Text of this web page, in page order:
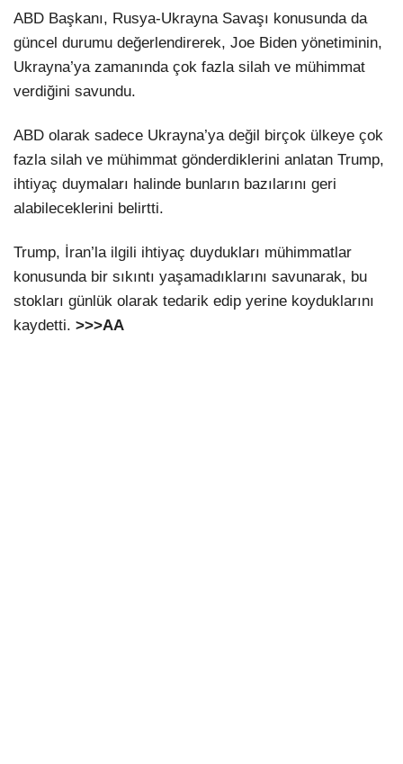
ABD Başkanı, Rusya-Ukrayna Savaşı konusunda da
güncel durumu değerlendirerek, Joe Biden yönetiminin,
Ukrayna’ya zamanında çok fazla silah ve mühimmat
verdiğini savundu.
ABD olarak sadece Ukrayna’ya değil birçok ülkeye çok
fazla silah ve mühimmat gönderdiklerini anlatan Trump,
ihtiyaç duymaları halinde bunların bazılarını geri
alabileceklerini belirtti.
Trump, İran’la ilgili ihtiyaç duydukları mühimmatlar
konusunda bir sıkıntı yaşamadıklarını savunarak, bu
stokları günlük olarak tedarik edip yerine koyduklarını
kaydetti. >>>AA